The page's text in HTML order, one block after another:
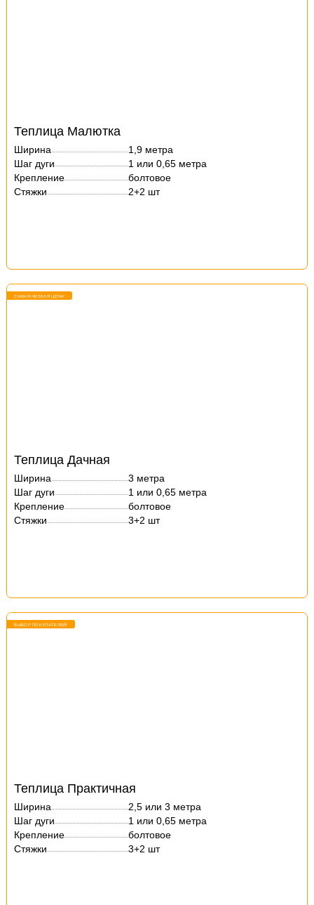
Теплица Малютка
Ширина
1,9 метра
Шаг дуги
1 или 0,65 метра
Крепление
болтовое
Стяжки
2+2 шт
САМАЯ НИЗКАЯ ЦЕНА!
Теплица Дачная
Ширина
3 метра
Шаг дуги
1 или 0,65 метра
Крепление
болтовое
Стяжки
3+2 шт
ВЫБОР ПОКУПАТЕЛЕЙ!
Теплица Практичная
Ширина
2,5 или 3 метра
Шаг дуги
1 или 0,65 метра
Крепление
болтовое
Стяжки
3+2 шт